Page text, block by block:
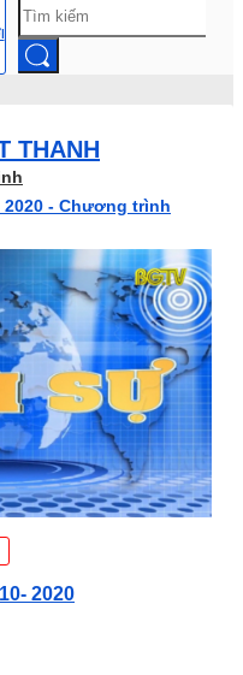
THANH
- Chương trình
2020